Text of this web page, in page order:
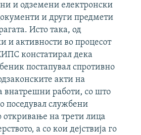
и одземени електронски
и други предмети
Исто така, од
и активности во процесот
констатирал дека
постапувал спротивно
акти на
внатрешни работи, со што
поседувал службени
на трети лица
а со кои дејствија го